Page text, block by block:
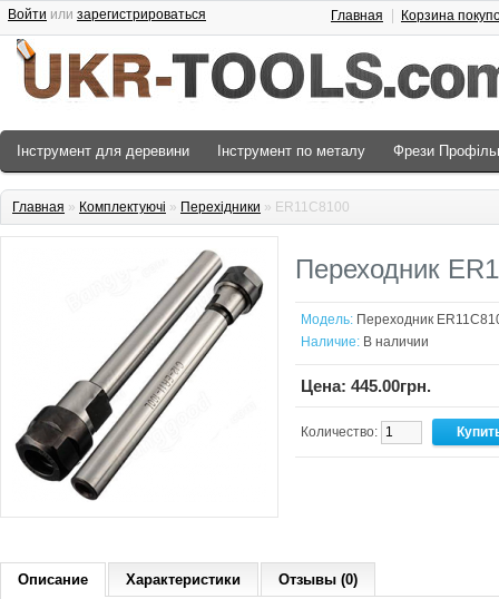
Войти или зарегистрироваться Главная Корзина
Інструмент для деревини Інструмент по металу Фрези
Главная » Комплектуючі » Перехідники » ER11C8100
Переходник
Модель: Переходник
Наличие: В наличии
Цена: 445.00грн.
Количество:
Описание Характеристики Отзывы (0)